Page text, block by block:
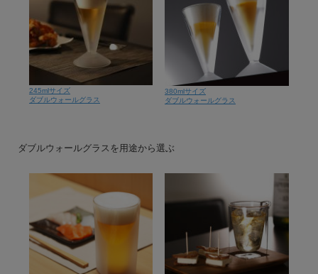
245mlサイズ
ダブルウォールグラス
380mlサイズ
ダブルウォールグラス
ダブルウォールグラスを用途から選ぶ